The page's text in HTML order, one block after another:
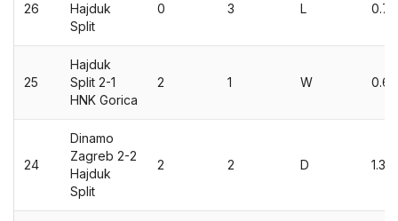
26
Hajduk
Split
0 3 L 0.7
25
Hajduk
Split 2-1
HNK Gorica
2 1 W 0.67
24
Dinamo
Zagreb 2-2
Hajduk
Split
2 2 D 1.32